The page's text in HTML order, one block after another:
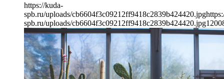
https://kuda-
spb.ru/uploads/cb6604f3c09212ff9418c2839b424420.jpg
spb.ru/uploads/cb6604f3c09212ff9418c2839b424420.jpg1200